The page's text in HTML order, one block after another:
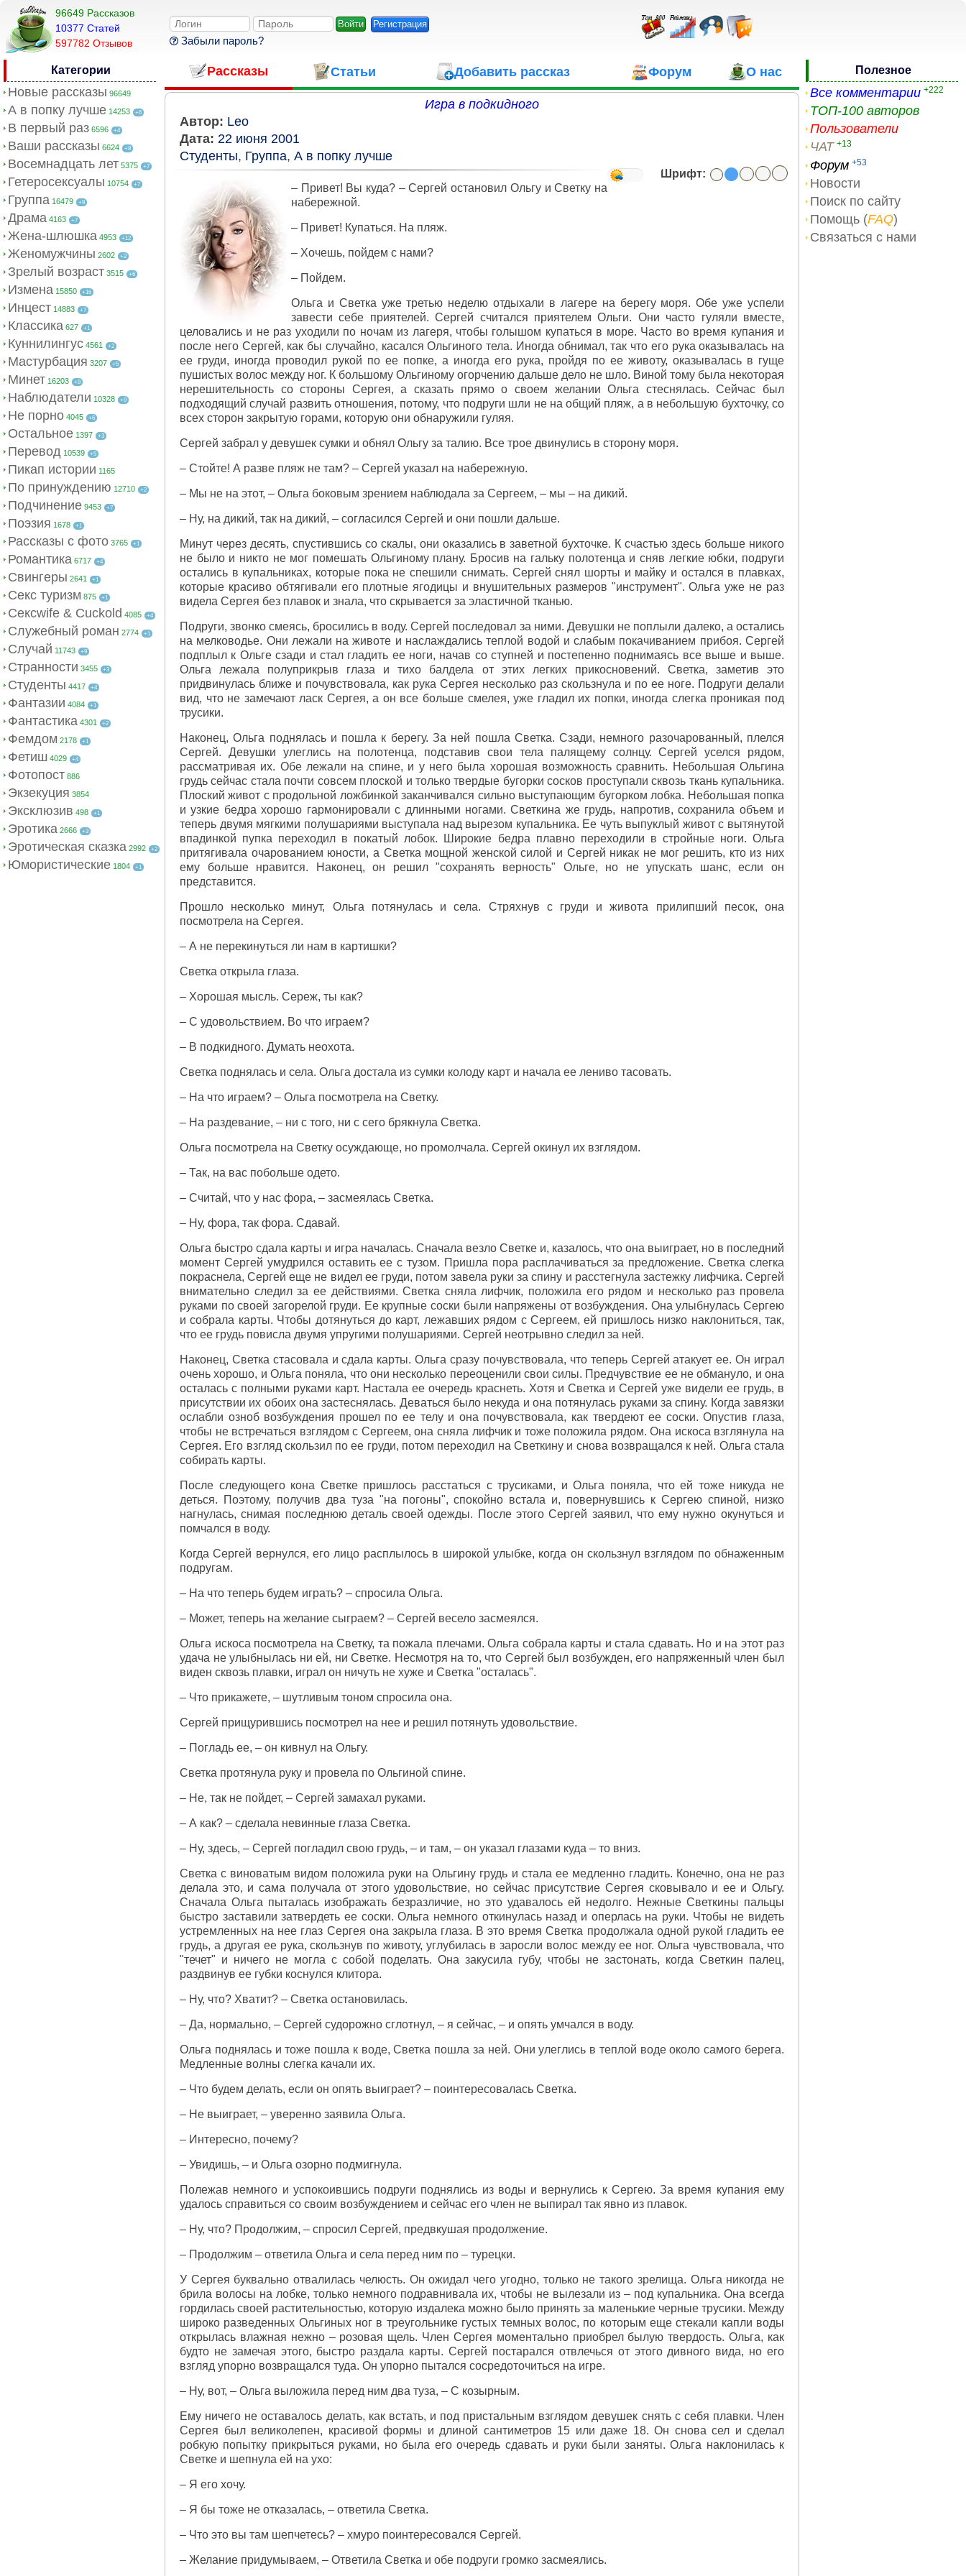
96649 Рассказов
10377 Cтатей
597782 Отзывов
Регистрация
Забыли пароль?
Категории
Новые рассказы 96649
А в попку лучше 14253 +6
В первый раз 6596 +4
Ваши рассказы 6624 +8
Восемнадцать лет 5375 +7
Гетеросексуалы 10754 +7
Группа 16479 +9
Драма 4163 +7
Жена-шлюшка 4953 +12
Женомужчины 2602 +2
Зрелый возраст 3515 +6
Измена 15850 +16
Инцест 14883 +7
Классика 627 +1
Куннилингус 4561 +2
Мастурбация 3207 +5
Минет 16203 +8
Наблюдатели 10328 +9
Не порно 4045 +6
Остальное 1397 +3
Перевод 10539 +5
Пикап истории 1165
По принуждению 12710 +2
Подчинение 9453 +7
Поэзия 1678 +1
Рассказы с фото 3765 +1
Романтика 6717 +4
Свингеры 2641 +1
Секс туризм 875 +1
Сексwife & Cuckold 4085 +4
Служебный роман 2774 +1
Случай 11743 +9
Странности 3455 +3
Студенты 4417 +4
Фантазии 4084 +1
Фантастика 4301 +2
Фемдом 2178 +1
Фетиш 4029 +4
Фотопост 886
Экзекуция 3854
Эксклюзив 498 +1
Эротика 2666 +3
Эротическая сказка 2992 +2
Юмористические 1804 +1
Рассказы Статьи Добавить рассказ Форум О нас
Игра в подкидного
Автор: Leo
Дата: 22 июня 2001
Студенты, Группа, А в попку лучше
Шрифт:
– Привет! Вы куда? – Сергей остановил Ольгу и Светку на
набережной.
– Привет! Купаться. На пляж.
– Хочешь, пойдем с нами?
– Пойдем.
Ольга и Светка уже третью неделю отдыхали в лагере на берегу моря. Обе уже успели
завести себе приятелей. Сергей считался приятелем Ольги. Они часто гуляли вместе,
целовались и не раз уходили по ночам из лагеря, чтобы голышом купаться в море. Часто во время купания и
после него Сергей, как бы случайно, касался Ольгиного тела. Иногда обнимал, так что его рука оказывалась на
ее груди, иногда проводил рукой по ее попке, а иногда его рука, пройдя по ее животу, оказывалась в гуще
пушистых волос между ног. К большому Ольгиному огорчению дальше дело не шло. Виной тому была некоторая
нерешительность со стороны Сергея, а сказать прямо о своем желании Ольга стеснялась. Сейчас был
подходящий случай развить отношения, потому, что подруги шли не на общий пляж, а в небольшую бухточку, со
всех сторон закрытую горами, которую они обнаружили гуляя.
Сергей забрал у девушек сумки и обнял Ольгу за талию. Все трое двинулись в сторону моря.
– Стойте! А разве пляж не там? – Сергей указал на набережную.
– Мы не на этот, – Ольга боковым зрением наблюдала за Сергеем, – мы – на дикий.
– Ну, на дикий, так на дикий, – согласился Сергей и они пошли дальше.
Минут через десять, спустившись со скалы, они оказались в заветной бухточке. К счастью здесь больше никого
не было и никто не мог помешать Ольгиному плану. Бросив на гальку полотенца и сняв легкие юбки, подруги
остались в купальниках, которые пока не спешили снимать. Сергей снял шорты и майку и остался в плавках,
которые красиво обтягивали его плотные ягодицы и внушительных размеров "инструмент". Ольга уже не раз
видела Сергея без плавок и знала, что скрывается за эластичной тканью.
Подруги, звонко смеясь, бросились в воду. Сергей последовал за ними. Девушки не поплыли далеко, а остались
на мелководье. Они лежали на животе и наслаждались теплой водой и слабым покачиванием прибоя. Сергей
подплыл к Ольге сзади и стал гладить ее ноги, начав со ступней и постепенно поднимаясь все выше и выше.
Ольга лежала полуприкрыв глаза и тихо балдела от этих легких прикосновений. Светка, заметив это
придвинулась ближе и почувствовала, как рука Сергея несколько раз скользнула и по ее ноге. Подруги делали
вид, что не замечают ласк Сергея, а он все больше смелея, уже гладил их попки, иногда слегка проникая под
трусики.
Наконец, Ольга поднялась и пошла к берегу. За ней пошла Светка. Сзади, немного разочарованный, плелся
Сергей. Девушки улеглись на полотенца, подставив свои тела палящему солнцу. Сергей уселся рядом,
рассматривая их. Обе лежали на спине, и у него была хорошая возможность сравнить. Небольшая Ольгина
грудь сейчас стала почти совсем плоской и только твердые бугорки сосков проступали сквозь ткань купальника.
Плоский живот с продольной ложбинкой заканчивался сильно выступающим бугорком лобка. Небольшая попка
и узкие бедра хорошо гармонировали с длинными ногами. Светкина же грудь, напротив, сохранила объем и
теперь двумя мягкими полушариями выступала над вырезом купальника. Ее чуть выпуклый живот с вытянутой
впадинкой пупка переходил в покатый лобок. Широкие бедра плавно переходили в стройные ноги. Ольга
притягивала очарованием юности, а Светка мощной женской силой и Сергей никак не мог решить, кто из них
ему больше нравится. Наконец, он решил "сохранять верность" Ольге, но не упускать шанс, если он
представится.
Прошло несколько минут, Ольга потянулась и села. Стряхнув с груди и живота прилипший песок, она
посмотрела на Сергея.
– А не перекинуться ли нам в картишки?
Светка открыла глаза.
– Хорошая мысль. Сереж, ты как?
– С удовольствием. Во что играем?
– В подкидного. Думать неохота.
Светка поднялась и села. Ольга достала из сумки колоду карт и начала ее лениво тасовать.
– На что играем? – Ольга посмотрела на Светку.
– На раздевание, – ни с того, ни с сего брякнула Светка.
Ольга посмотрела на Светку осуждающе, но промолчала. Сергей окинул их взглядом.
– Так, на вас побольше одето.
– Считай, что у нас фора, – засмеялась Светка.
– Ну, фора, так фора. Сдавай.
Ольга быстро сдала карты и игра началась. Сначала везло Светке и, казалось, что она выиграет, но в последний
момент Сергей умудрился оставить ее с тузом. Пришла пора расплачиваться за предложение. Светка слегка
покраснела, Сергей еще не видел ее груди, потом завела руки за спину и расстегнула застежку лифчика. Сергей
внимательно следил за ее действиями. Светка сняла лифчик, положила его рядом и несколько раз провела
руками по своей загорелой груди. Ее крупные соски были напряжены от возбуждения. Она улыбнулась Сергею
и собрала карты. Чтобы дотянуться до карт, лежавших рядом с Сергеем, ей пришлось низко наклониться, так,
что ее грудь повисла двумя упругими полушариями. Сергей неотрывно следил за ней.
Наконец, Светка стасовала и сдала карты. Ольга сразу почувствовала, что теперь Сергей атакует ее. Он играл
очень хорошо, и Ольга поняла, что они несколько переоценили свои силы. Предчувствие ее не обмануло, и она
осталась с полными руками карт. Настала ее очередь краснеть. Хотя и Светка и Сергей уже видели ее грудь, в
присутствии их обоих она застеснялась. Деваться было некуда и она потянулась руками за спину. Когда завязки
ослабли озноб возбуждения прошел по ее телу и она почувствовала, как твердеют ее соски. Опустив глаза,
чтобы не встречаться взглядом с Сергеем, она сняла лифчик и тоже положила рядом. Она искоса взглянула на
Сергея. Его взгляд скользил по ее груди, потом переходил на Светкину и снова возвращался к ней. Ольга стала
собирать карты.
После следующего кона Светке пришлось расстаться с трусиками, и Ольга поняла, что ей тоже никуда не
деться. Поэтому, получив два туза "на погоны", спокойно встала и, повернувшись к Сергею спиной, низко
нагнулась, снимая последнюю деталь своей одежды. После этого Сергей заявил, что ему нужно окунуться и
помчался в воду.
Когда Сергей вернулся, его лицо расплылось в широкой улыбке, когда он скользнул взглядом по обнаженным
подругам.
– На что теперь будем играть? – спросила Ольга.
– Может, теперь на желание сыграем? – Сергей весело засмеялся.
Ольга искоса посмотрела на Светку, та пожала плечами. Ольга собрала карты и стала сдавать. Но и на этот раз
удача не улыбнылась ни ей, ни Светке. Несмотря на то, что Сергей был возбужден, его напряженный член был
виден сквозь плавки, играл он ничуть не хуже и Светка "осталась".
– Что прикажете, – шутливым тоном спросила она.
Сергей прищурившись посмотрел на нее и решил потянуть удовольствие.
– Погладь ее, – он кивнул на Ольгу.
Светка протянула руку и провела по Ольгиной спине.
– Не, так не пойдет, – Сергей замахал руками.
– А как? – сделала невинные глаза Светка.
– Ну, здесь, – Сергей погладил свою грудь, – и там, – он указал глазами куда – то вниз.
Светка с виноватым видом положила руки на Ольгину грудь и стала ее медленно гладить. Конечно, она не раз
делала это, и сама получала от этого удовольствие, но сейчас присутствие Сергея сковывало и ее и Ольгу.
Сначала Ольга пыталась изображать безразличие, но это удавалось ей недолго. Нежные Светкины пальцы
быстро заставили затвердеть ее соски. Ольга немного откинулась назад и оперлась на руки. Чтобы не видеть
устремленных на нее глаз Сергея она закрыла глаза. В это время Светка продолжала одной рукой гладить ее
грудь, а другая ее рука, скользнув по животу, углубилась в заросли волос между ее ног. Ольга чувствовала, что
"течет" и ничего не могла с собой поделать. Она закусила губу, чтобы не застонать, когда Светкин палец,
раздвинув ее губки коснулся клитора.
– Ну, что? Хватит? – Светка остановилась.
– Да, нормально, – Сергей судорожно сглотнул, – я сейчас, – и опять умчался в воду.
Ольга поднялась и тоже пошла к воде, Светка пошла за ней. Они улеглись в теплой воде около самого берега.
Медленные волны слегка качали их.
– Что будем делать, если он опять выиграет? – поинтересовалась Светка.
– Не выиграет, – уверенно заявила Ольга.
– Интересно, почему?
– Увидишь, – и Ольга озорно подмигнула.
Полежав немного и успокоившись подруги поднялись из воды и вернулись к Сергею. За время купания ему
удалось справиться со своим возбуждением и сейчас его член не выпирал так явно из плавок.
– Ну, что? Продолжим, – спросил Сергей, предвкушая продолжение.
– Продолжим – ответила Ольга и села перед ним по – турецки.
У Сергея буквально отвалилась челюсть. Он ожидал чего угодно, только не такого зрелища. Ольга никогда не
брила волосы на лобке, только немного подравнивала их, чтобы не вылезали из – под купальника. Она всегда
гордилась своей растительностью, которую издалека можно было принять за маленькие черные трусики. Между
широко разведенных Ольгиных ног в треугольнике густых темных волос, по которым еще стекали капли воды
открылась влажная нежно – розовая щель. Член Сергея моментально приобрел былую твердость. Ольга, как
будто не замечая этого, быстро раздала карты. Сергей постарался отвлечься от этого дивного вида, но его
взгляд упорно возвращался туда. Он упорно пытался сосредоточиться на игре.
– Ну, вот, – Ольга выложила перед ним два туза, – С козырным.
Ему ничего не оставалось делать, как встать, и под пристальным взглядом девушек снять с себя плавки. Член
Сергея был великолепен, красивой формы и длиной сантиметров 15 или даже 18. Он снова сел и сделал
робкую попытку прикрыться руками, но была его очередь сдавать и руки были заняты. Ольга наклонилась к
Светке и шепнула ей на ухо:
– Я его хочу.
– Я бы тоже не отказалась, – ответила Светка.
– Что это вы там шепчетесь? – хмуро поинтересовался Сергей.
– Желание придумываем, – Ответила Светка и обе подруги громко засмеялись.
Полезное
Все комментарии +222
ТОП-100 авторов
Пользователи
ЧАТ +13
Форум +53
Новости
Поиск по сайту
Помощь (FAQ)
Связаться с нами